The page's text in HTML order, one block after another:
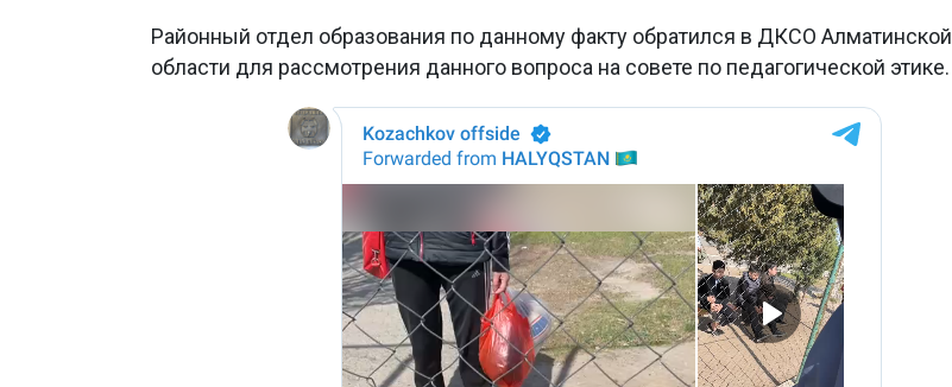
Районный отдел образования по данному факту обратился в ДКСО Алматинской
области для рассмотрения данного вопроса на совете по педагогической этике.